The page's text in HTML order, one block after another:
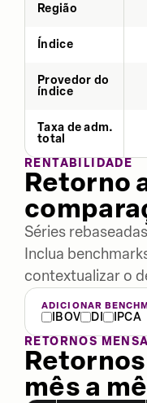
Região
Índice
Provedor do
índice
Taxa de adm.
total
RENTABILIDADE
Retorno
Séries
Inclua
contextualizar o
ADICIONAR
IBOV
DI
IPCA
RETORNOS
mês a